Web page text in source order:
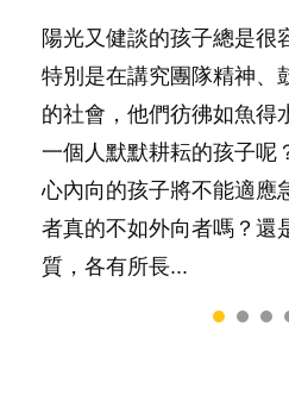
陽光又健談的孩子總是很
特別是在講究團隊精神、
的社會，他們彷彿如魚得
一個人默默耕耘的孩子呢
心內向的孩子將不能適應
者真的不如外向者嗎？還
質，各有所長...
有人話學多種語言越早開
間太多語言，會令孩子感
非？聽聽專家怎樣說，解
你是不是也曾經以為只要
然能走到白頭，但生了孩
料？ 經營婚姻，不如我
是大家說得那麼難。一起
很多父母都希望孩子係個
太差，日常自理井井有條
一，還是魚與熊掌，不能
照顧孩子衣食住行、陪同
要陪玩製造親子時間，尚
務……當父母的，有千百
一樣重要至極的，總被
和心理健康。...